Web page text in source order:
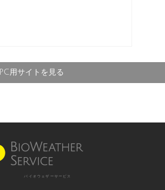
PC用サイトを見る
バイオウェザーサービス